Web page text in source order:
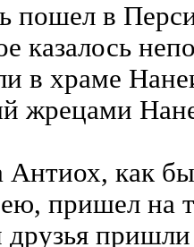
пошел в
казалось
в храме
жрецами
Антиох, как
пришел на
пришли